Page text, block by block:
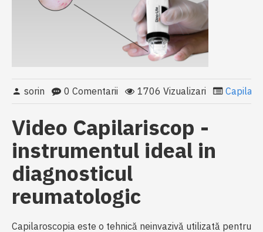
sorin 0 Comentarii 1706 Vizualizari
Video Capilariscop -
instrumentul ideal in
diagnosticul
reumatologic
Capilaroscopia este o tehnică neinvazivă utilizată pentru